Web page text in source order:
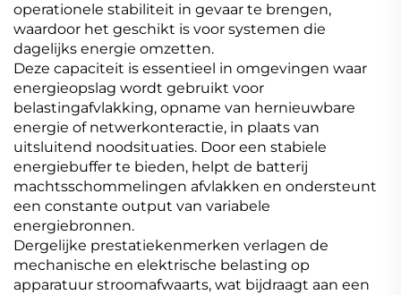
operationele stabiliteit in gevaar te brengen,
waardoor het geschikt is voor systemen die
dagelijks energie omzetten.
Deze capaciteit is essentieel in omgevingen waar
energieopslag wordt gebruikt voor
belastingafvlakking, opname van hernieuwbare
energie of netwerkonteractie, in plaats van
uitsluitend noodsituaties. Door een stabiele
energiebuffer te bieden, helpt de batterij
machtsschommelingen afvlakken en ondersteunt
een constante output van variabele
energiebronnen.
Dergelijke prestatiekenmerken verlagen de
mechanische en elektrische belasting op
apparatuur stroomafwaarts, wat bijdraagt aan een